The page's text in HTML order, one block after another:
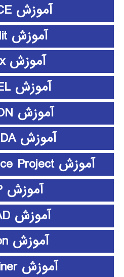
آموزش HSPICE
آموزش L-Edit
آموزش Latex
آموزش LISREL
آموزش LUMION
آموزش MAXQDA
آموزش Microsoft Office Project
آموزش PHP
آموزش PSCAD
آموزش python
آموزش rapidminer